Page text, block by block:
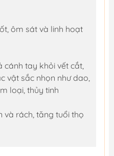
ôm sát và linh hoạt
cánh tay khỏi vết cắt,
vật sắc nhọn như dao,
loại, thủy tinh
và rách, tăng tuổi thọ